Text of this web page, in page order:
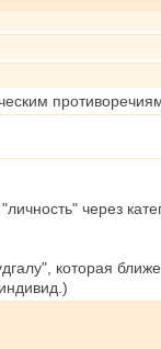
через
которая